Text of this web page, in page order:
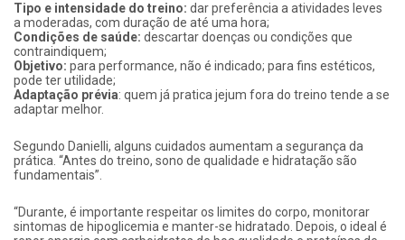
Tipo e intensidade do treino: dar preferência a atividades leves
a moderadas, com duração de até uma hora;
Condições de saúde: descartar doenças ou condições que
contraindiquem;
Objetivo: para performance, não é indicado; para fins estéticos,
pode ter utilidade;
Adaptação prévia: quem já pratica jejum fora do treino tende a se
adaptar melhor.
Segundo Danielli, alguns cuidados aumentam a segurança da
prática. “Antes do treino, sono de qualidade e hidratação são
fundamentais”.
“Durante, é importante respeitar os limites do corpo, monitorar
sintomas de hipoglicemia e manter-se hidratado. Depois, o ideal é